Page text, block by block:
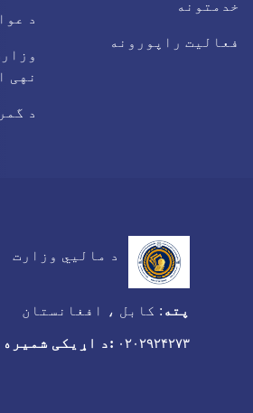
خدمتونه
فعالیت راپورونه
د
نهی
د
د مالیي وزارت
پته : کابل ، افغانستان
۰۲۰۲۹۲۴۲۷۳ :د اړیکی شمیره